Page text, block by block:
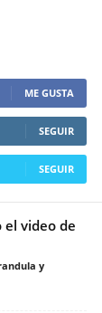
ME GUSTA
SEGUIR
SEGUIR
el video de
y